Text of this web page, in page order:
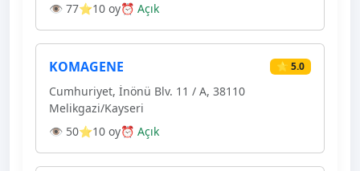
👁 77⭐10 oy⏰ Açık
KOMAGENE ⭐ 5.0
Cumhuriyet, İnönü Blv. 11 / A, 38110
Melikgazi/Kayseri
👁 50⭐10 oy⏰ Açık